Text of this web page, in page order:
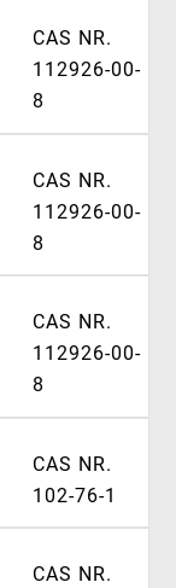
CAS NR.
112926-00-
8
CAS NR.
112926-00-
8
CAS NR.
112926-00-
8
CAS NR.
102-76-1
CAS NR.